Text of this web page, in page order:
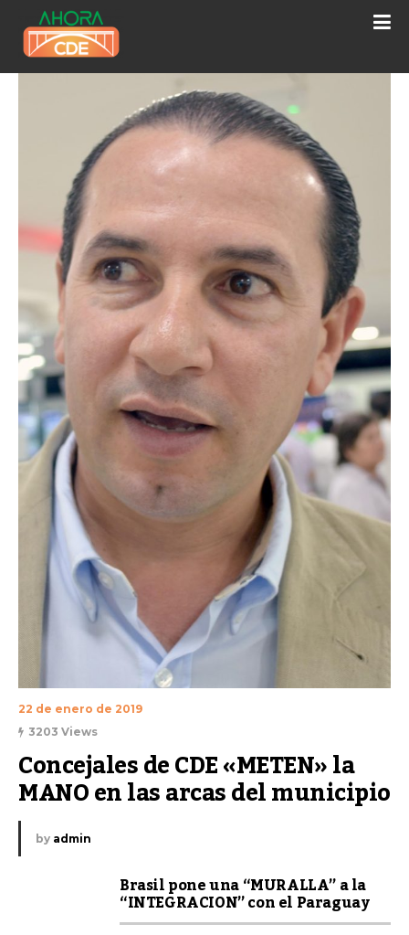
22 de enero de 2019
3203 Views
Concejales de CDE «METEN» la
MANO en las arcas del municipio
by admin
Brasil pone una “MURALLA” a la
“INTEGRACION” con el Paraguay